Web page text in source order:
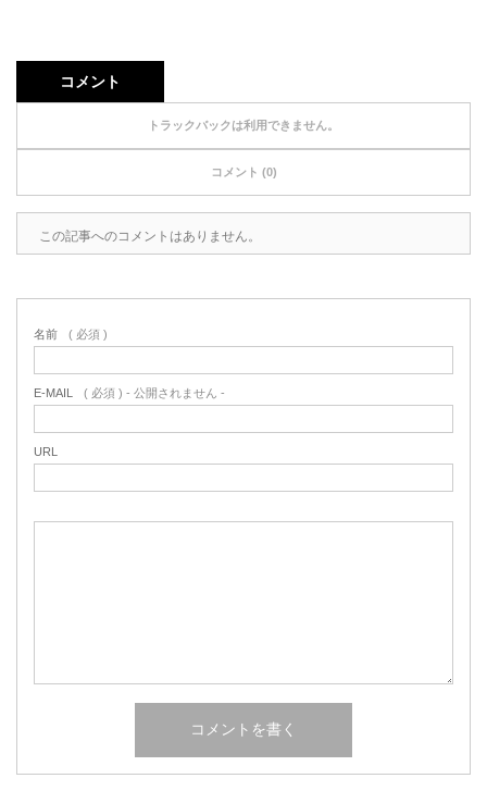
コメント
トラックバックは利用できません。
コメント (0)
この記事へのコメントはありません。
名前 ( 必須 )
E-MAIL ( 必須 ) - 公開されません -
URL